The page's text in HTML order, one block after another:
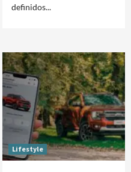
definidos...
Lifestyle